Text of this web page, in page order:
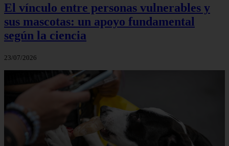
El vínculo entre personas vulnerables y
sus mascotas: un apoyo fundamental
según la ciencia
23/07/2026